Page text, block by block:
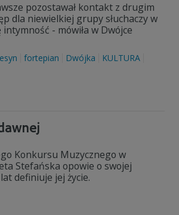
pozostawał kontakt z drugim
dla niewielkiej grupy słuchaczy w
- mówiła w Dwójce
fortepian Dwójka KULTURA
Konkursu Muzycznego w
Stefańska opowie o swojej
definiuje jej życie.